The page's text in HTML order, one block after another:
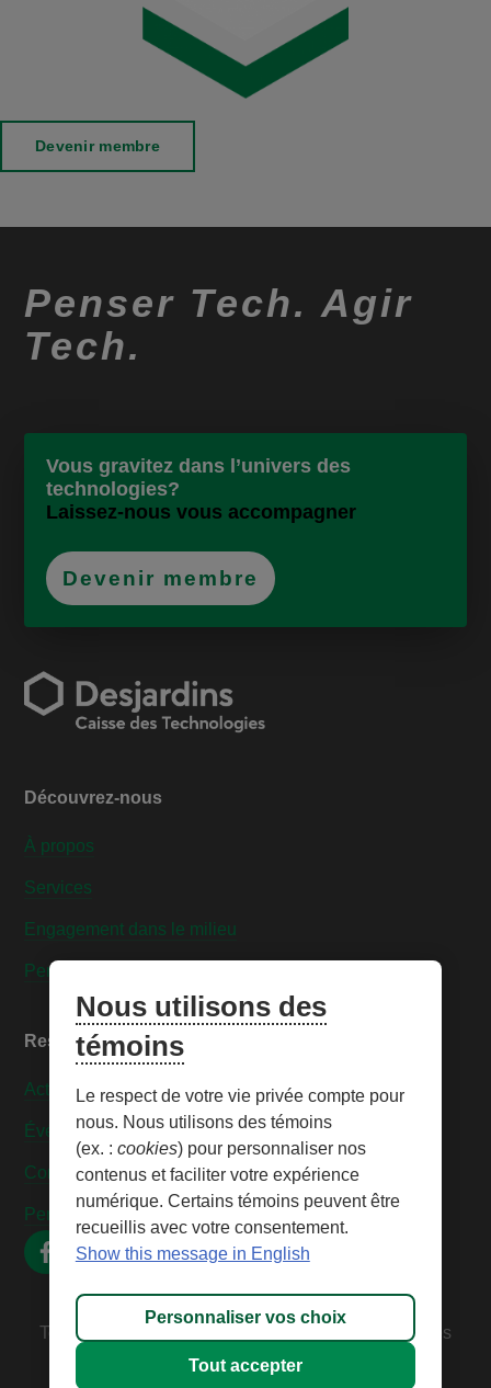
Devenir membre
Penser Tech. Agir
Tech.
Vous gravitez dans l’univers des
technologies?
Laissez-nous vous accompagner
Devenir membre
Découvrez-nous
À propos
Services
Engagement dans le milieu
Personnaliser les témoins
Ressources
Actualités
Événements
Contactez-nous
Personnaliser les témoins
Tous droits réservés © 2026 – Caisse Desjardins des
Technologies
Nous utilisons des
témoins
Le respect de votre vie privée compte pour
nous. Nous utilisons des témoins
(ex. : cookies) pour personnaliser nos
contenus et faciliter votre expérience
numérique. Certains témoins peuvent être
recueillis avec votre consentement.
Show this message in English
Personnaliser vos choix
Tout accepter